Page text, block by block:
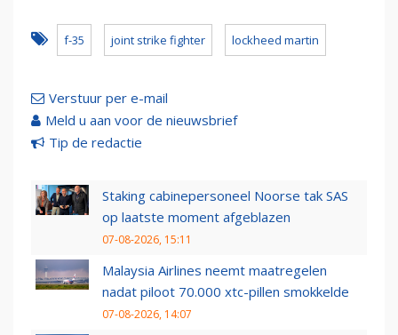
f-35 joint strike fighter lockheed martin
Verstuur per e-mail
Meld u aan voor de nieuwsbrief
Tip de redactie
Staking cabinepersoneel Noorse tak SAS
op laatste moment afgeblazen
07-08-2026, 15:11
Malaysia Airlines neemt maatregelen
nadat piloot 70.000 xtc-pillen smokkelde
07-08-2026, 14:07